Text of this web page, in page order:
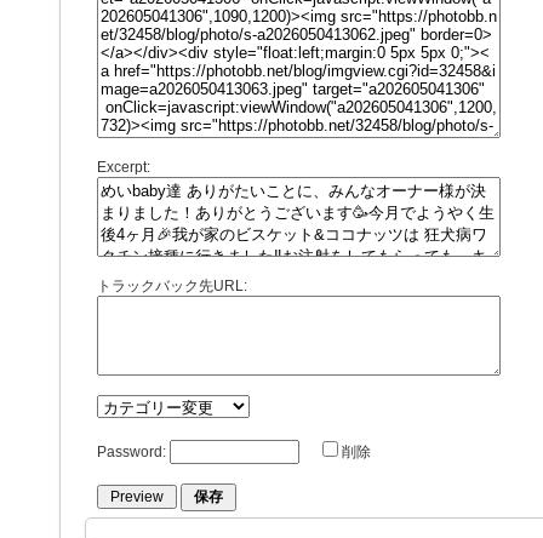
Excerpt:
トラックバック先URL:
Password: 削除